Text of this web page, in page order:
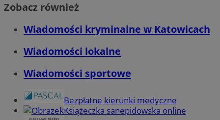
Zobacz również
Wiadomości kryminalne w Katowicach
Wiadomości lokalne
Wiadomości sportowe
Bezpłatne kierunki medyczne
Książeczka sanepidowska online